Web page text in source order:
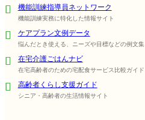
機能訓練指導員ネットワーク
機能訓練実務に特化した情報サイト
ケアプラン文例データ
悩んだとき使える、ニーズや目標などの例文集
在宅介護ごはんナビ
在宅高齢者のための宅配食サービス比較ガイド
高齢者くらし支援ガイド
シニア・高齢者の生活情報サイト